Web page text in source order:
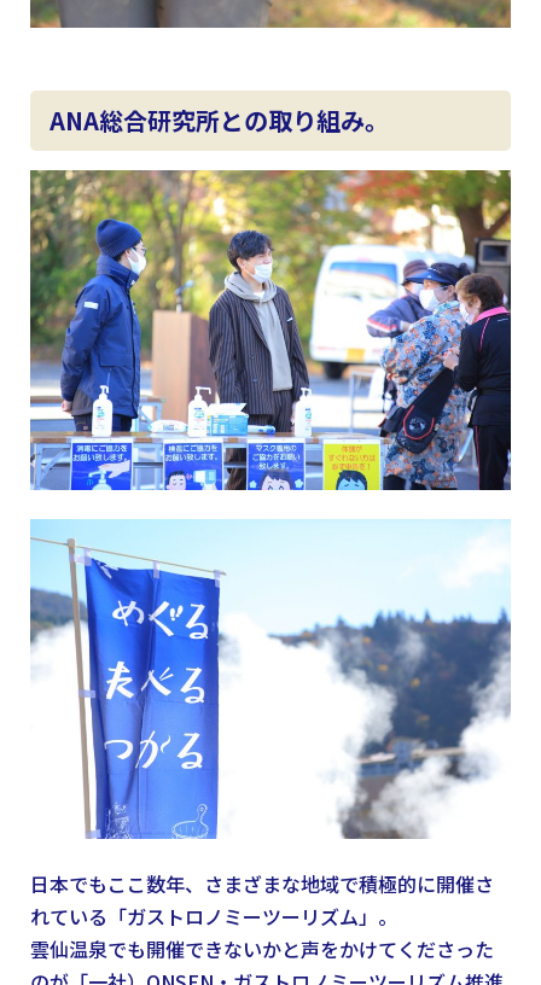
ANA総合研究所との取り組み。
日本でもここ数年、さまざまな地域で積極的に開催さ
れている「ガストロノミーツーリズム」。
雲仙温泉でも開催できないかと声をかけてくださった